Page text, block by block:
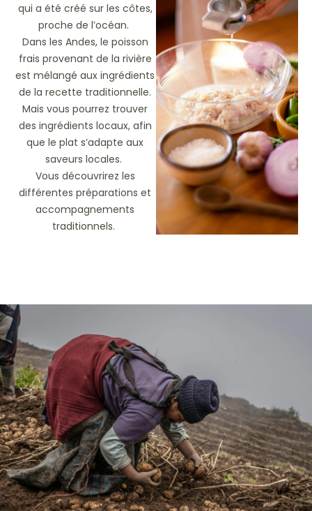
qui a été créé sur les côtes,
proche de l’océan.
Dans les Andes, le poisson
frais provenant de la rivière
est mélangé aux ingrédients
de la recette traditionnelle.
Mais vous pourrez trouver
des ingrédients locaux, afin
que le plat s’adapte aux
saveurs locales.
Vous découvrirez les
différentes préparations et
accompagnements
traditionnels.